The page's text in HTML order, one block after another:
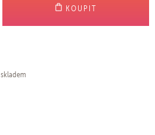
KOUPIT
skladem